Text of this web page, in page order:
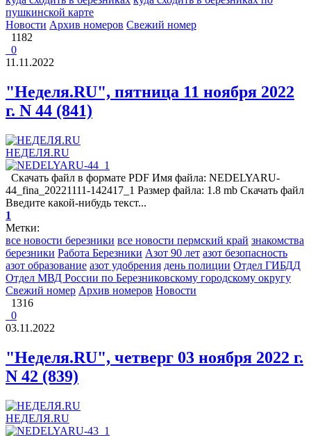
пушкинской карте
Новости Архив номеров Свежий номер
1182
0
11.11.2022
"Неделя.RU", пятница 11 ноября 2022
г. N 44 (841)
НЕДЕЛЯ.RU
Скачать файл в формате PDF Имя файла: NEDELYARU-
44_fina_20221111-142417_1 Размер файла: 1.8 mb Скачать файл
Введите какой-нибудь текст...
1
Метки:
все новости березники все новости пермский край знакомства
березники Работа Березники Азот 90 лет азот безопасность
азот образование азот удобрения день полиции Отдел ГИБДД
Отдел МВД России по Березниковскому городскому округу
Свежий номер Архив номеров Новости
1316
0
03.11.2022
"Неделя.RU", четверг 03 ноября 2022 г.
N 42 (839)
НЕДЕЛЯ.RU